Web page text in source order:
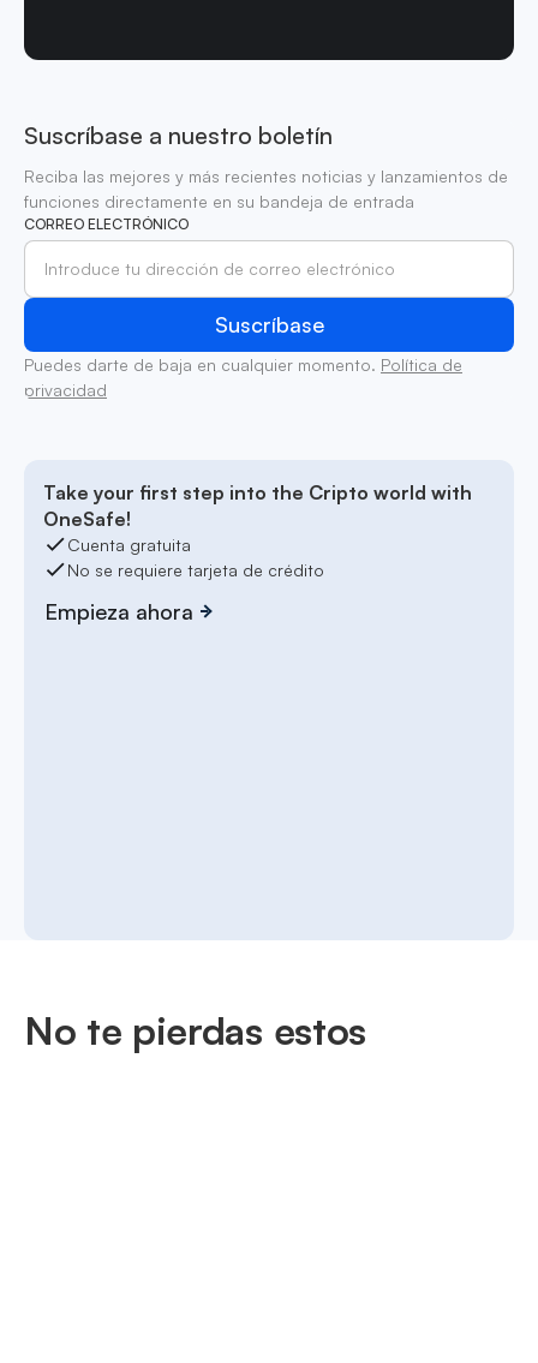
Suscríbase a nuestro boletín
Reciba las mejores y más recientes noticias y lanzamientos de
funciones directamente en su bandeja de entrada
CORREO ELECTRÓNICO
Puedes darte de baja en cualquier momento. Política de
privacidad
Take your first step into the Cripto world with
OneSafe!
Cuenta gratuita
No se requiere tarjeta de crédito
Empieza ahora
No te pierdas estos